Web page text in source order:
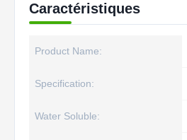
Caractéristiques
Product Name:
Specification:
Water Soluble: